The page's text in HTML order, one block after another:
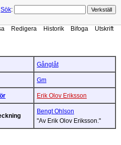
Sök:
Redigera Historik Bifoga Utskrift
Gånglåt
Gm
Erik Olov Eriksson
Bengt Ohlson
"Av Erik Olov Eriksson."